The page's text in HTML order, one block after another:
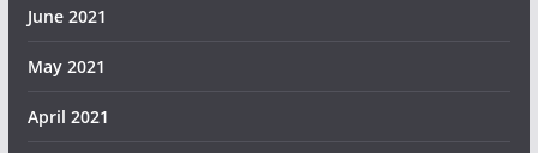
June 2021
May 2021
April 2021